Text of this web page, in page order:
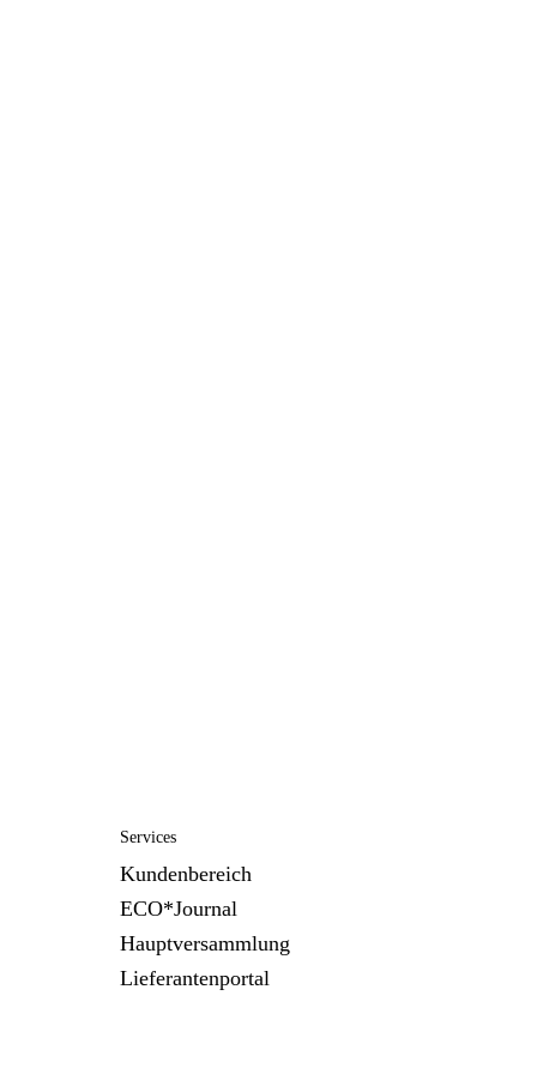
Services
Kundenbereich
ECO*Journal
Hauptversammlung
Lieferantenportal